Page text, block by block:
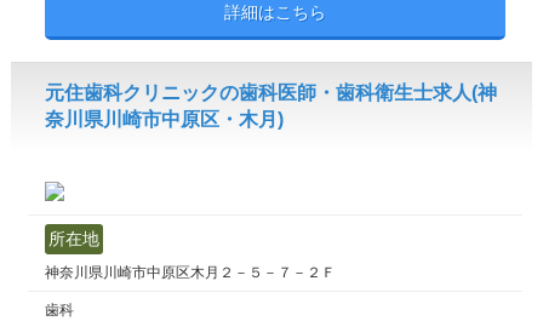
詳細はこちら
元住歯科クリニックの歯科医師・歯科衛生士求人(神
奈川県川崎市中原区・木月)
所在地
神奈川県川崎市中原区木月２－５－７－２Ｆ
歯科